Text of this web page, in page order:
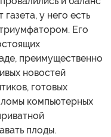
у него есть
Его
преимущественно
новостей
готовых
компьютерных
плоды.